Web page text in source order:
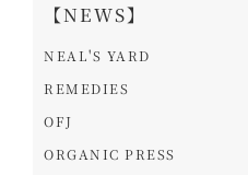
【NEWS】
NEAL'S YARD
REMEDIES
OFJ
ORGANIC PRESS